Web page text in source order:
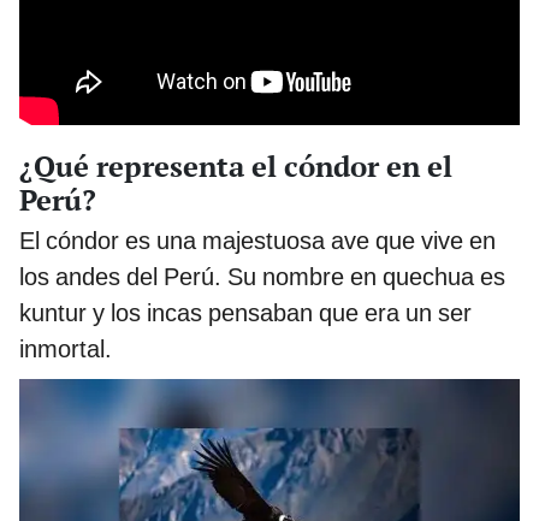
¿Qué representa el cóndor en el
Perú?
El cóndor es una majestuosa ave que vive en
los andes del Perú. Su nombre en quechua es
kuntur y los incas pensaban que era un ser
inmortal.